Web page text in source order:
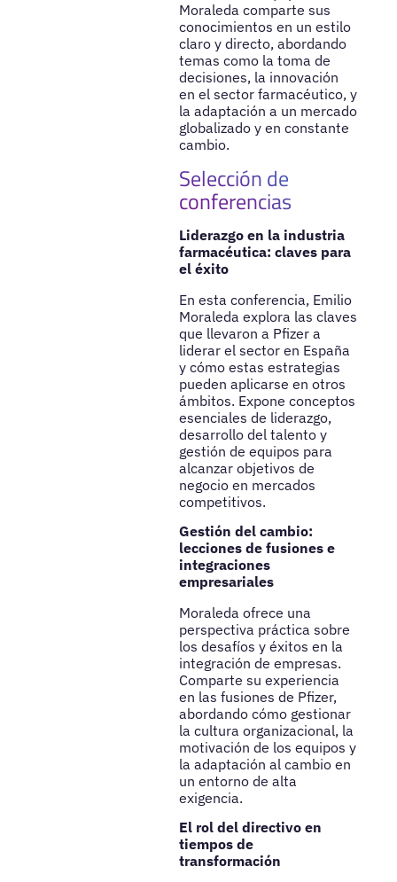
Moraleda comparte sus
conocimientos en un estilo
claro y directo, abordando
temas como la toma de
decisiones, la innovación
en el sector farmacéutico, y
la adaptación a un mercado
globalizado y en constante
cambio.
Selección de
conferencias
Liderazgo en la industria
farmacéutica: claves para
el éxito
En esta conferencia, Emilio
Moraleda explora las claves
que llevaron a Pfizer a
liderar el sector en España
y cómo estas estrategias
pueden aplicarse en otros
ámbitos. Expone conceptos
esenciales de liderazgo,
desarrollo del talento y
gestión de equipos para
alcanzar objetivos de
negocio en mercados
competitivos.
Gestión del cambio:
lecciones de fusiones e
integraciones
empresariales
Moraleda ofrece una
perspectiva práctica sobre
los desafíos y éxitos en la
integración de empresas.
Comparte su experiencia
en las fusiones de Pfizer,
abordando cómo gestionar
la cultura organizacional, la
motivación de los equipos y
la adaptación al cambio en
un entorno de alta
exigencia.
El rol del directivo en
tiempos de
transformación